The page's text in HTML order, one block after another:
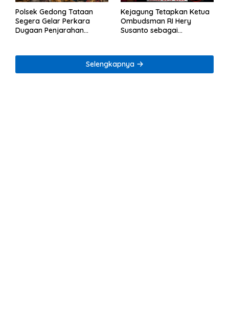
Polsek Gedong Tataan
Segera Gelar Perkara
Dugaan Penjarahan
Kejagung Tetapkan Ketua
Ombudsman RI Hery
Susanto sebagai
Tambang Nikel
Selengkapnya